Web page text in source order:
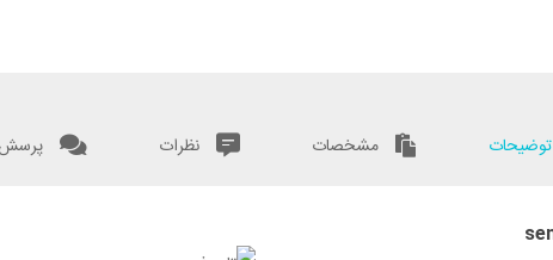
توضیحات مشخصات نظرات